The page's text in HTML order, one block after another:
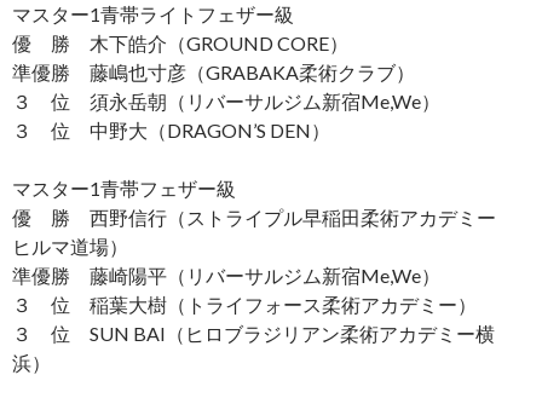
マスター1青帯ライトフェザー級
優 勝 木下皓介（GROUND CORE）
準優勝 藤嶋也寸彦（GRABAKA柔術クラブ）
３ 位 須永岳朝（リバーサルジム新宿Me,We）
３ 位 中野大（DRAGON’S DEN）
マスター1青帯フェザー級
優 勝 西野信行（ストライプル早稲田柔術アカデミー
ヒルマ道場）
準優勝 藤崎陽平（リバーサルジム新宿Me,We）
３ 位 稲葉大樹（トライフォース柔術アカデミー）
３ 位 SUN BAI（ヒロブラジリアン柔術アカデミー横
浜）